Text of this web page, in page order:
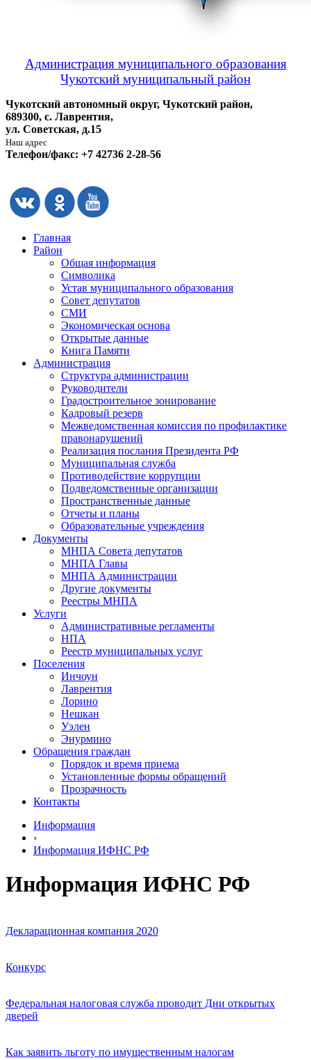
Администрация муниципального образования
Чукотский муниципальный район
Чукотский автономный округ, Чукотский район,
689300, с. Лаврентия,
ул. Советская, д.15
Наш адрес
Телефон/факс: +7 42736 2-28-56
Главная
Район
Общая информация
Символика
Устав муниципального образования
Совет депутатов
СМИ
Экономическая основа
Открытые данные
Книга Памяти
Администрация
Структура администрации
Руководители
Градостроительное зонирование
Кадровый резерв
Межведомственная комиссия по профилактике
правонарушений
Реализация послания Президента РФ
Муниципальная служба
Противодействие коррупции
Подведомственные организации
Пространственные данные
Отчеты и планы
Образовательные учреждения
Документы
МНПА Совета депутатов
МНПА Главы
МНПА Администрации
Другие документы
Реестры МНПА
Услуги
Административные регламенты
НПА
Реестр муниципальных услуг
Поселения
Инчоун
Лаврентия
Лорино
Нешкан
Уэлен
Энурмино
Обращения граждан
Порядок и время приема
Установленные формы обращений
Прозрачность
Контакты
Информация
›
Информация ИФНС РФ
Информация ИФНС РФ
Декларационная компания 2020
Конкурс
Федеральная налоговая служба проводит Дни открытых
дверей
Как заявить льготу по имущественным налогам